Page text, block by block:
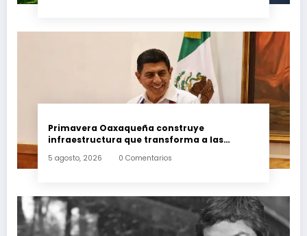
Primavera Oaxaqueña construye
infraestructura que transforma a las
5 agosto, 2026 0 Comentarios